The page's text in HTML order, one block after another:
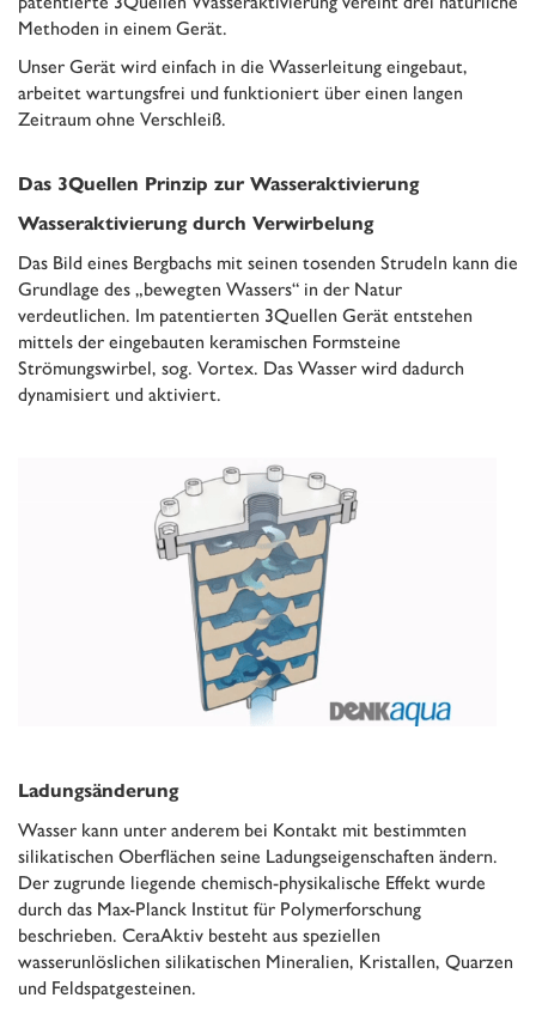
Methoden in einem Gerät.
Unser Gerät wird einfach in die Wasserleitung eingebaut,
arbeitet wartungsfrei und funktioniert über einen langen
Zeitraum ohne Verschleiß.
Das 3Quellen Prinzip zur Wasseraktivierung
Wasseraktivierung durch Verwirbelung
Das Bild eines Bergbachs mit seinen tosenden Strudeln kann die
Grundlage des „bewegten Wassers“ in der Natur
verdeutlichen. Im patentierten 3Quellen Gerät entstehen
mittels der eingebauten keramischen Formsteine
Strömungswirbel, sog. Vortex. Das Wasser wird dadurch
dynamisiert und aktiviert.
Ladungsänderung
Wasser kann unter anderem bei Kontakt mit bestimmten
silikatischen Oberflächen seine Ladungseigenschaften ändern.
Der zugrunde liegende chemisch-physikalische Effekt wurde
durch das Max-Planck Institut für Polymerforschung
beschrieben. CeraAktiv besteht aus speziellen
wasserunlöslichen silikatischen Mineralien, Kristallen, Quarzen
und Feldspatgesteinen.